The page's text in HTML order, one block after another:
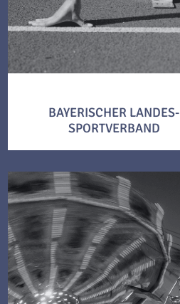
BAYERISCHER LANDES-
SPORTVERBAND